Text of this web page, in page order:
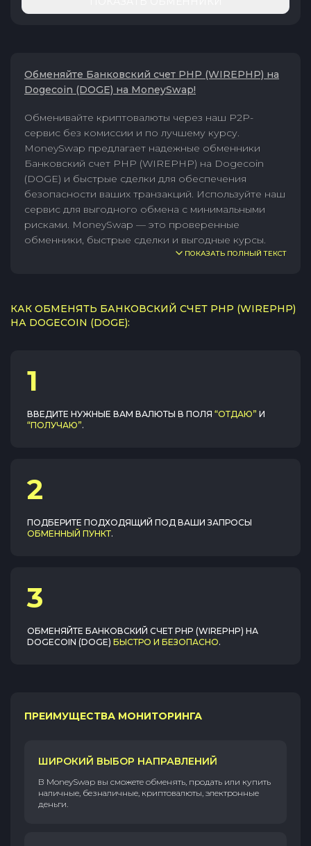
Обменяйте Банковский счет PHP (WIREPHP) на
Dogecoin (DOGE) на MoneySwap!
Обменивайте криптовалюты через наш P2P-
сервис без комиссии и по лучшему курсу.
MoneySwap предлагает надежные обменники
Банковский счет PHP (WIREPHP) на Dogecoin
(DOGE) и быстрые сделки для обеспечения
безопасности ваших транзакций. Используйте наш
сервис для выгодного обмена с минимальными
рисками. MoneySwap — это проверенные
обменники, быстрые сделки и выгодные курсы.
ПОКАЗАТЬ ПОЛНЫЙ ТЕКСТ
КАК ОБМЕНЯТЬ БАНКОВСКИЙ СЧЕТ PHP (WIREPHP)
НА DOGECOIN (DOGE):
1
ВВЕДИТЕ НУЖНЫЕ ВАМ ВАЛЮТЫ В ПОЛЯ “ОТДАЮ” И
“ПОЛУЧАЮ”.
2
ПОДБЕРИТЕ ПОДХОДЯЩИЙ ПОД ВАШИ ЗАПРОСЫ
ОБМЕННЫЙ ПУНКТ.
3
ОБМЕНЯЙТЕ БАНКОВСКИЙ СЧЕТ PHP (WIREPHP) НА
DOGECOIN (DOGE) БЫСТРО И БЕЗОПАСНО.
ПРЕИМУЩЕСТВА МОНИТОРИНГА
ШИРОКИЙ ВЫБОР НАПРАВЛЕНИЙ
В MoneySwap вы сможете обменять, продать или купить
наличные, безналичные, криптовалюты, электронные
деньги.